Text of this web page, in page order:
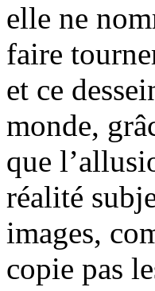
elle ne
faire
et ce
monde,
que
réalité
images,
copie pas